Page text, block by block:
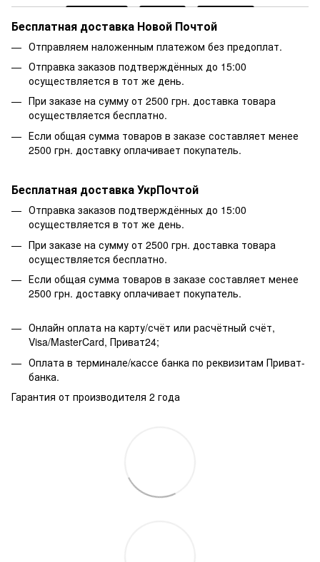
Бесплатная доставка Новой Почтой
Отправляем наложенным платежом без предоплат.
Отправка заказов подтверждённых до 15:00
осуществляется в тот же день.
При заказе на сумму от 2500 грн. доставка товара
осуществляется бесплатно.
Если общая сумма товаров в заказе составляет менее
2500 грн. доставку оплачивает покупатель.
Бесплатная доставка УкрПочтой
Отправка заказов подтверждённых до 15:00
осуществляется в тот же день.
При заказе на сумму от 2500 грн. доставка товара
осуществляется бесплатно.
Если общая сумма товаров в заказе составляет менее
2500 грн. доставку оплачивает покупатель.
Онлайн оплата на карту/счёт или расчётный счёт,
Visa/MasterCard, Приват24;
Оплата в терминале/кассе банка по реквизитам Приват-
банка.
Гарантия от производителя 2 года